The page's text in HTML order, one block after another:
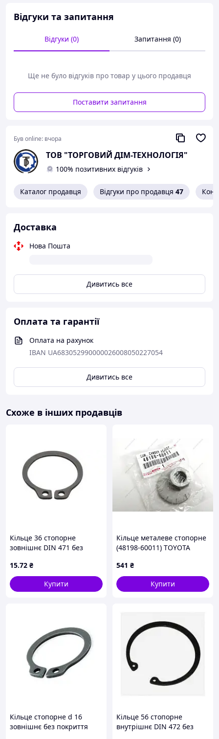
Відгуки та запитання
Відгуки (0) Запитання (0)
Ще не було відгуків про товар у цього продавця
Поставити запитання
Був online: вчора
ТОВ "ТОРГОВИЙ ДІМ-ТЕХНОЛОГІЯ"
100% позитивних відгуків
Каталог продавця Відгуки про продавця 47
Доставка
Нова Пошта
Дивитись все
Оплата та гарантії
Оплата на рахунок
IBAN UA683052990000026008050227054
Дивитись все
Схоже в інших продавців
Кільце 36 стопорне
зовнішнє DIN 471 без
15.72 ₴
Купити
Кільце металеве стопорне
(48198-60011) TOYOTA
541 ₴
Купити
Кільце стопорне d 16
зовнішнє без покриття
Кільце 56 стопорне
внутрішнє DIN 472 без